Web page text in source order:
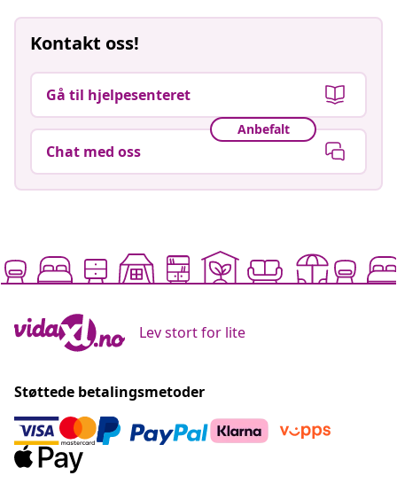
Kontakt oss!
Gå til hjelpesenteret
Anbefalt
Chat med oss
Lev stort for lite
Støttede betalingsmetoder